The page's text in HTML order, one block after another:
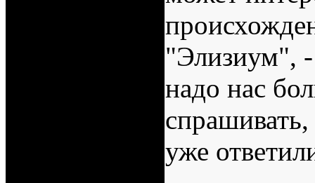
"Элизиум",
надо нас
уже